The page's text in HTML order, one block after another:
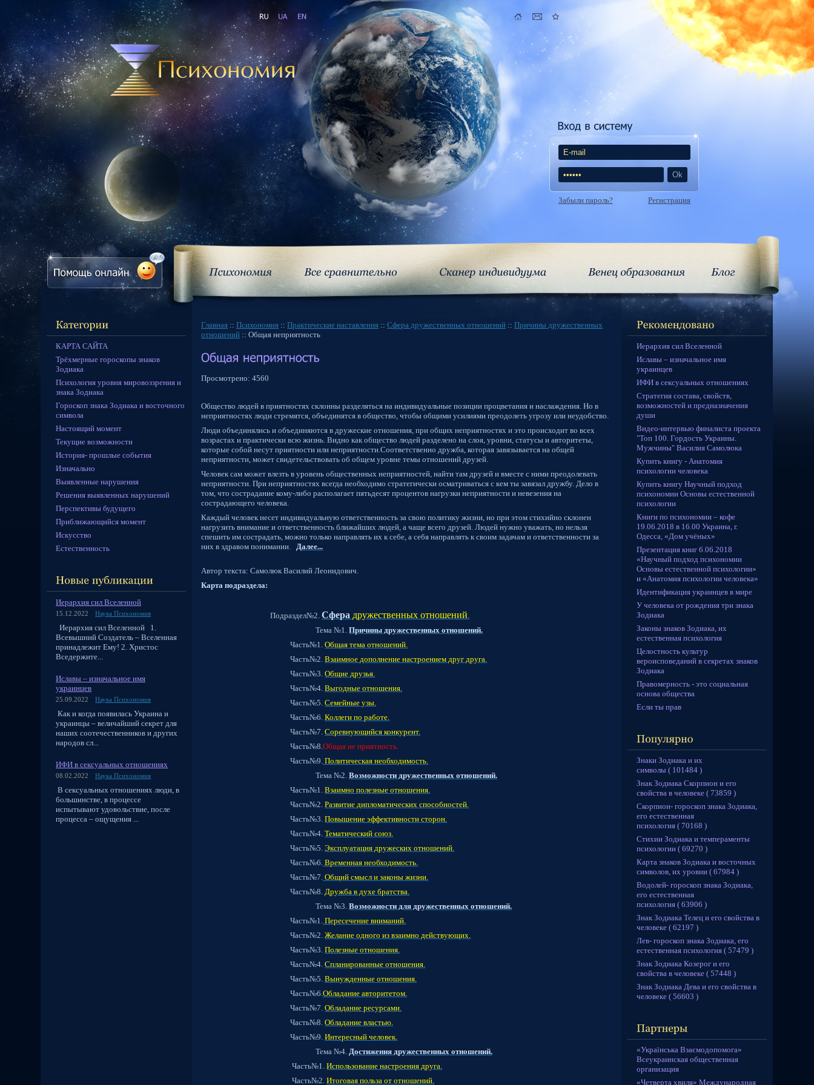
Забыли пароль? Регистрация
КАРТА САЙТА
Трёхмерные гороскопы знаков
Зодиака
Психология уровня мировоззрения и
знака Зодиака
Гороскоп знака Зодиака и восточного
символа
Настоящий момент
Текущие возможности
История- прошлые события
Изначально
Выявленные нарушения
Решения выявленных нарушений
Перспективы будущего
Приближающийся момент
Искусство
Естественность
Иерархия сил Вселенной
15.12.2022 Наука Психономия
Иерархия сил Вселенной 1.
Всевышний Создатель – Вселенная
принадлежит Ему! 2. Христос
Вседержите...
Иславы – изначальное имя
украинцев
25.09.2022 Наука Психономия
Как и когда появилась Украина и
украинцы – величайший секрет для
наших соотечественников и других
народов сл...
ИФИ в сексуальных отношениях
08.02.2022 Наука Психономия
В сексуальных отношениях люди, в
большинстве, в процессе
испытывают удовольствие, после
процесса – ощущения ...
Главная ::Психономия ::Практические наставления ::Сфера дружественных отношений ::Причины дружественных
отношений :: Общая неприятность
Просмотрено:4560
Общество людей в приятностях склонны разделяться на индивидуальные позиции процветания и наслаждения. Но в
неприятностях люди стремятся, объединятся в общество, чтобы общими усилиями преодолеть угрозу или неудобство.
Люди объединялись и объединяются в дружеские отношения, при общих неприятностях и это происходит во всех
возрастах и практически всю жизнь. Видно как общество людей разделено на слоя, уровни, статусы и авторитеты,
которые собой несут приятности или неприятности.Соответственно дружба, которая завязывается на общей
неприятности, может свидетельствовать об общем уровне темы отношений друзей.
Человек сам может влезть в уровень общественных неприятностей, найти там друзей и вместе с ними преодолевать
неприятности. При неприятностях всегда необходимо стратегически осматриваться с кем ты завязал дружбу. Дело в
том, что сострадание кому-либо располагает пятьдесят процентов нагрузки неприятности и невезения на
сострадающего человека.
Каждый человек несет индивидуальную ответственность за свою политику жизни, но при этом стихийно склонен
нагрузить внимание и ответственность ближайших людей, а чаще всего друзей. Людей нужно уважать, но нельзя
спешить им сострадать, можно только направлять их к себе, а себя направлять к своим задачам и ответственности за
них в здравом понимании.Далее...
Автор текста: Самолюк Василий Леонидович.
Карта подраздела:
Подраздел№2.Сфера дружественных отношений.
Тема №1.Причины дружественных отношений.
Часть№1.Общая тема отношений.
Часть№2.Взаимное дополнение настроением друг друга.
Часть№3.Общие друзья.
Часть№4.Выгодные отношения.
Часть№5.Семейные узы.
Часть№6.Коллеги по работе.
Часть№7.Соревнующийся конкурент.
Часть№8.Общая не приятность.
Часть№9. Политическая необходимость.
Тема №2.Возможности дружественных отношений.
Часть№1.Взаимно полезные отношения.
Часть№2.Развитие дипломатических способностей.
Часть№3.Повышение эффективности сторон.
Часть№4.Тематический союз.
Часть№5.Эксплуатация дружеских отношений.
Часть№6. Временная необходимость.
Часть№7. Общий смысл и законы жизни.
Часть№8.Дружба в духе братства.
Тема №3.Возможности для дружественных отношений.
Часть№1. Пересечение вниманий.
Часть№2.Желание одного из взаимно действующих.
Часть№3.Полезные отношения.
Часть№4.Спланированные отношения.
Часть№5.Вынужденные отношения.
Часть№6.Обладание авторитетом.
Часть№7.Обладание ресурсами.
Часть№8.Обладание властью.
Часть№9.Интересный человек.
Тема №4.Достижения дружественных отношений.
Часть№1.Использование настроения друга.
Часть№2.Итоговая польза от отношений.
Иерархия сил Вселенной
Иславы – изначальное имя
украинцев
ИФИ в сексуальных отношениях
Стратегия состава, свойств,
возможностей и предназначения
души
Видео-интервью финалиста проекта
"Топ 100. Гордость Украины.
Мужчины" Василия Самолюка
Купить книгу - Анатомия
психологии человека
Купить книгу Научный подход
психономии Основы естественной
психологии
Книги по психономии – кофе
19.06.2018 в 16.00 Украина, г.
Одесса, «Дом учёных»
Презентация книг 6.06.2018
«Научный подход психономии
Основы естественной психологии»
и «Анатомия психологии человека»
Идентификация украинцев в мире
У человека от рождения три знака
Зодиака
Законы знаков Зодиака, их
естественная психология
Целостность культур
вероисповеданий в секретах знаков
Зодиака
Правомерность - это социальная
основа общества
Если ты прав
Знаки Зодиака и их
символы ( 101484 )
Знак Зодиака Скорпион и его
свойства в человеке ( 73859 )
Скорпион- гороскоп знака Зодиака,
его естественная
психология ( 70168 )
Стихии Зодиака и темпераменты
психологии ( 69270 )
Карта знаков Зодиака и восточных
символов, их уровни ( 67984 )
Водолей- гороскоп знака Зодиака,
его естественная
психология ( 63906 )
Знак Зодиака Телец и его свойства в
человеке ( 62197 )
Лев- гороскоп знака Зодиака, его
естественная психология ( 57479 )
Знак Зодиака Козерог и его
свойства в человеке ( 57448 )
Знак Зодиака Дева и его свойства в
человеке ( 56603 )
«Українська Взаємодопомога»
Всеукраинская общественная
организация
«Четверта хвиля» Международная